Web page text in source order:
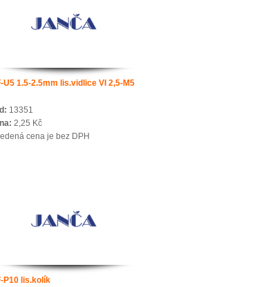
U5 1.5-2.5mm lis.vidlice VI 2,5-M5
13351
2,25 Kč
cena je bez DPH
P10 lis.kolík